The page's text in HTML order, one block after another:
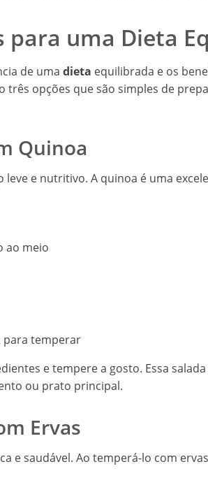
para uma Dieta
de uma dieta equilibrada e os
três opções que são simples de
Quinoa
leve e nutritivo. A quinoa é uma
ao meio
para temperar
e tempere a gosto. Essa
ou prato principal.
Ervas
e saudável. Ao temperá-lo com